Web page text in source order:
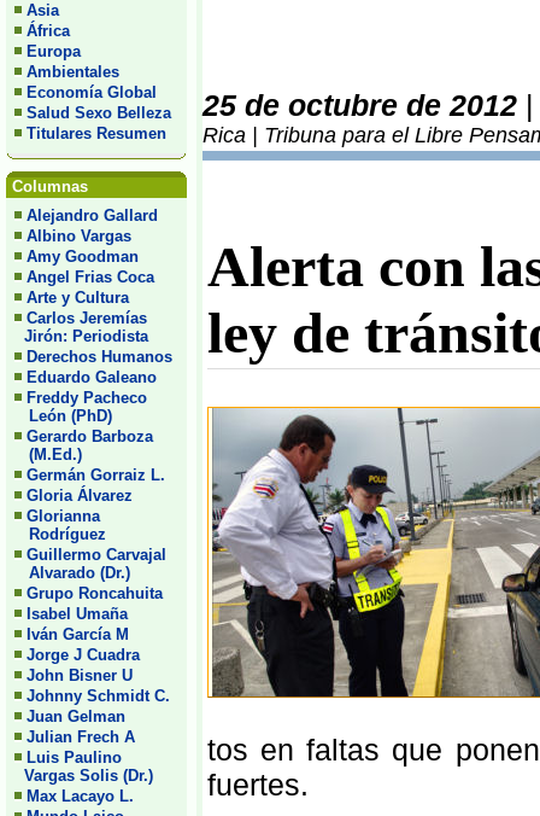
Asia
África
Europa
Ambientales
Economía Global
Salud Sexo Belleza
Titulares Resumen
Columnas
Alejandro Gallard
Albino Vargas
Amy Goodman
Angel Frias Coca
Arte y Cultura
Carlos Jeremías
Jirón: Periodista
Derechos Humanos
Eduardo Galeano
Freddy Pacheco
León (PhD)
Gerardo Barboza
(M.Ed.)
Germán Gorraiz L.
Gloria Álvarez
Glorianna
Rodríguez
Guillermo Carvajal
Alvarado (Dr.)
Grupo Roncahuita
Isabel Umaña
Iván García M
Jorge J Cuadra
John Bisner U
Johnny Schmidt C.
Juan Gelman
Julian Frech A
Luis Paulino
Vargas Solis (Dr.)
Max Lacayo L.
25 de octubre de 2012
Rica | Tribuna para el Libre
Alerta con
ley de
tos en faltas que
fuertes.